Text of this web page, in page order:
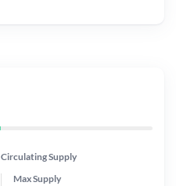
Circulating Supply
Max Supply